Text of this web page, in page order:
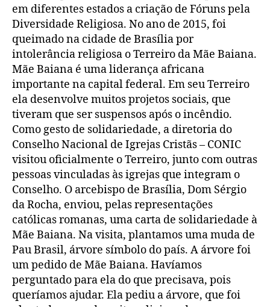
em diferentes estados a criação de Fóruns pela
Diversidade Religiosa. No ano de 2015, foi
queimado na cidade de Brasília por
intolerância religiosa o Terreiro da Mãe Baiana.
Mãe Baiana é uma liderança africana
importante na capital federal. Em seu Terreiro
ela desenvolve muitos projetos sociais, que
tiveram que ser suspensos após o incêndio.
Como gesto de solidariedade, a diretoria do
Conselho Nacional de Igrejas Cristãs – CONIC
visitou oficialmente o Terreiro, junto com outras
pessoas vinculadas às igrejas que integram o
Conselho. O arcebispo de Brasília, Dom Sérgio
da Rocha, enviou, pelas representações
católicas romanas, uma carta de solidariedade à
Mãe Baiana. Na visita, plantamos uma muda de
Pau Brasil, árvore símbolo do país. A árvore foi
um pedido de Mãe Baiana. Havíamos
perguntado para ela do que precisava, pois
queríamos ajudar. Ela pediu a árvore, que foi